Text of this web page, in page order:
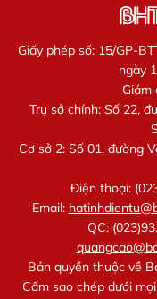
Giấy phép số: 15/GP-
ngày
Giám
Trụ sở chính: Số 22,
Cơ sở 2: Số 01, đường
Điện thoại:
Email:
QC:
Bản quyền thuộc về
Cấm sao chép dưới